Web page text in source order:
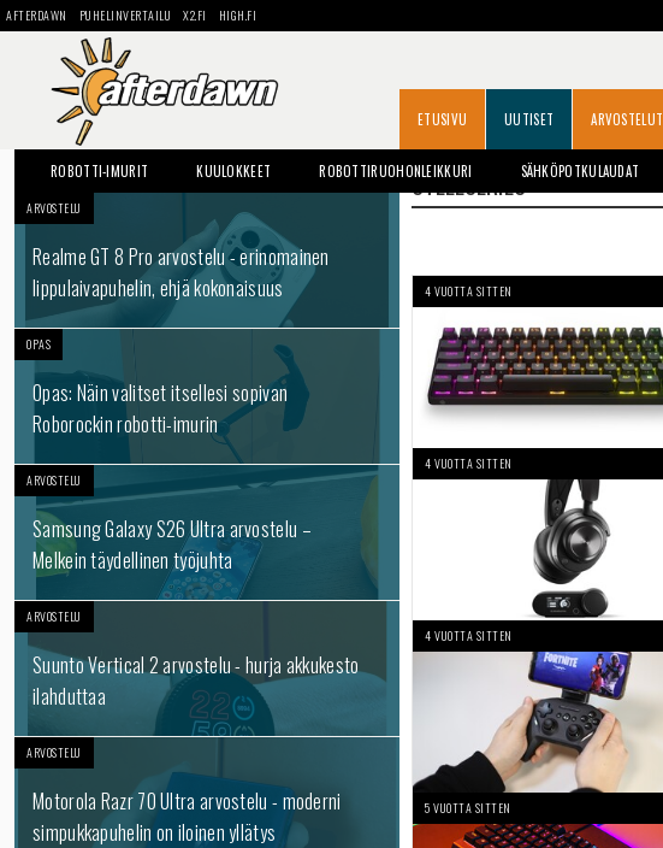
AFTERDAWN PUHELINVERTAILU X2.FI HIGH.FI
ETUSIVU UUTISET ARVOSTELUT
ROBOTTI-IMURIT KUULOKKEET ROBOTTIRUOHONLEIKKURI SÄHKÖPOTKULAUDAT
ARVOSTELU
Realme GT 8 Pro arvostelu - erinomainen
lippulaivapuhelin, ehjä kokonaisuus
OPAS
Opas: Näin valitset itsellesi sopivan
Roborockin robotti-imurin
ARVOSTELU
Samsung Galaxy S26 Ultra arvostelu –
Melkein täydellinen työjuhta
ARVOSTELU
Suunto Vertical 2 arvostelu - hurja akkukesto
ilahduttaa
ARVOSTELU
Motorola Razr 70 Ultra arvostelu - moderni
simpukkapuhelin on iloinen yllätys
STEELSERIES
4 VUOTTA SITTEN
4 VUOTTA SITTEN
4 VUOTTA SITTEN
5 VUOTTA SITTEN